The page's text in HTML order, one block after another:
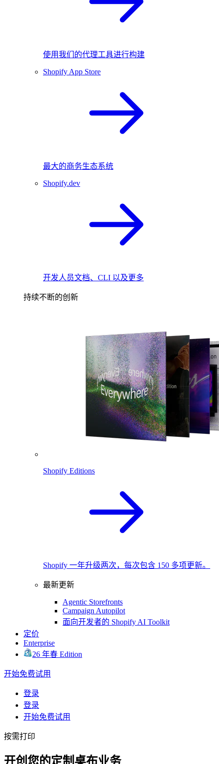
使用我们的代理工具进行构建
Shopify App Store
最大的商务生态系统
Shopify.dev
开发人员文档、CLI 以及更多
持续不断的创新
Shopify Editions
Shopify 一年升级两次，每次包含 150 多项更新。
最新更新
Agentic Storefronts
Campaign Autopilot
面向开发者的 Shopify AI Toolkit
定价
Enterprise
26 年春 Edition
开始免费试用
登录
登录
开始免费试用
按需打印
开创您的定制桌布业务